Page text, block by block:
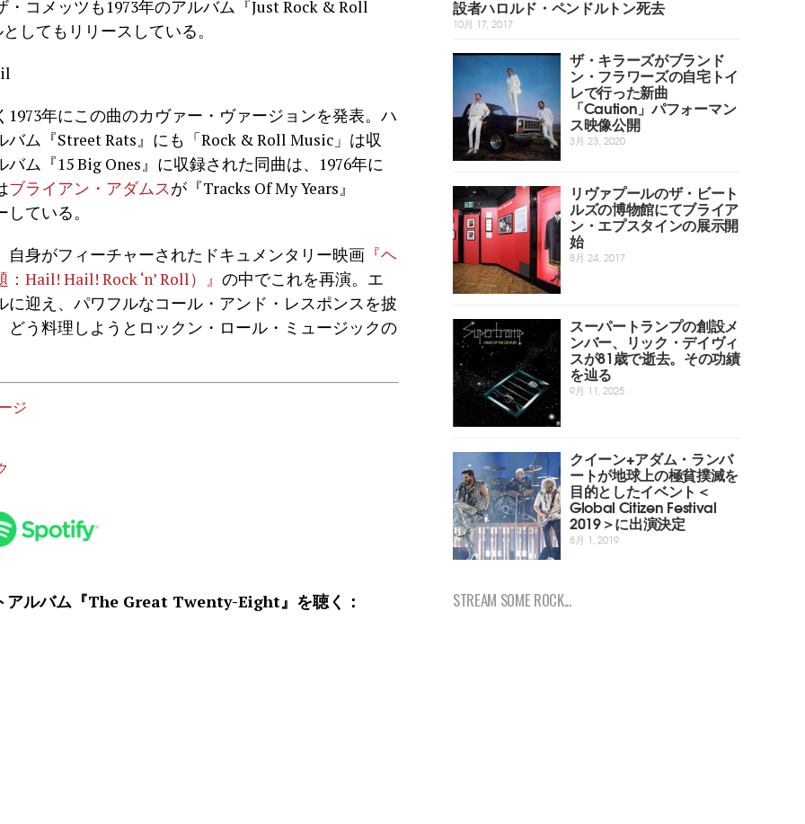
コメッツも1973年のアルバム『Just Rock & Roll
してもリリースしている。
年にこの曲のカヴァー・ヴァージョンを発表。ハ
ム『Street Rats』にも「Rock & Roll Music」は収
ム『15 Big Ones』に収録された同曲は、1976年に
ブライアン・アダムスが『Tracks Of My Years』
ている。
身がフィーチャーされたドキュメンタリー映画 『ヘ
Hail! Hail! Rock ‘n’ Roll）』 の中でこれを再演。エ
迎え、パワフルなコール・アンド・レスポンスを披
う料理しようとロックン・ロール・ミュージックの
ジ
ルバム『The Great Twenty-Eight』を聴く：
設者ハロルド・ペンドルトン死去
10月 17, 2017
ザ・キラーズがブランド
ン・フラワーズの自宅トイ
レで行った新曲
「Caution」パフォーマン
ス映像公開
3月 23, 2020
リヴァプールのザ・ビート
ルズの博物館にてブライア
ン・エプスタインの展示開
始
8月 24, 2017
スーパートランプの創設メ
ンバー、リック・デイヴィ
スが81歳で逝去。その功績
を辿る
9月 11, 2025
クイーン+アダム・ランバ
ートが地球上の極貧撲滅を
目的としたイベント＜
Global Citizen Festival
2019＞に出演決定
8月 1, 2019
STREAM SOME ROCK...